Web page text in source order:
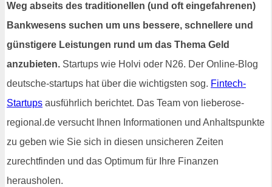
Weg abseits des traditionellen (und oft eingefahrenen)
Bankwesens suchen um uns bessere, schnellere und
günstigere Leistungen rund um das Thema Geld
anzubieten. Startups wie Holvi oder N26. Der Online-Blog
deutsche-startups hat über die wichtigsten sog. Fintech-
Startups ausführlich berichtet. Das Team von lieberose-
regional.de versucht Ihnen Informationen und Anhaltspunkte
zu geben wie Sie sich in diesen unsicheren Zeiten
zurechtfinden und das Optimum für Ihre Finanzen
herausholen.